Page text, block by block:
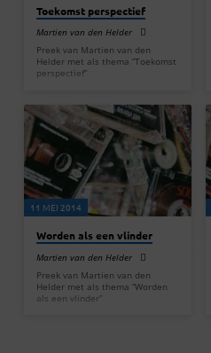
Toekomst perspectief
Martien van den Helder
Preek van Martien van den
Helder met als thema “Toekomst
perspectief”
11 MEI 2014
Worden als een vlinder
Martien van den Helder
Preek van Martien van den
Helder met als thema “Worden
als een vlinder”